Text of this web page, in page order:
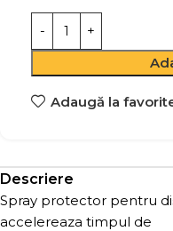
Adaugă la
Descriere
Spray protector pentru
accelereaza timpul de